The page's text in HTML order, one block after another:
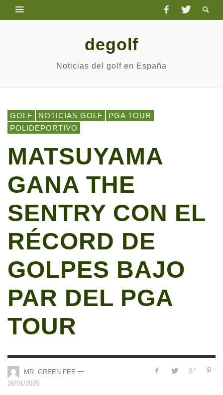
degolf
Noticias del golf en España
GOLF NOTICIAS GOLF
PGA TOUR
POLIDEPORTIVO
MATSUYAMA
GANA THE
SENTRY CON EL
RÉCORD DE
GOLPES BAJO
PAR DEL PGA
TOUR
MR. GREEN FEE —
26/01/2025